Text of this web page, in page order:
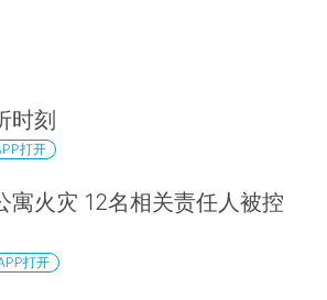
时刻
打开
寓火灾 12名相关责任人被控
打开